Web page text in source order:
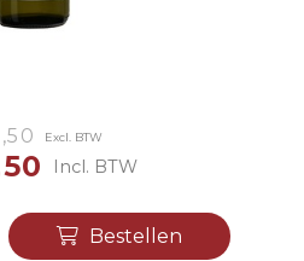
Excl. BTW
Incl. BTW
Bestellen